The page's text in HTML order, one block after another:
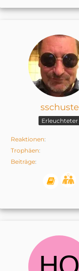
sschuste
Erleuchteter
Reaktionen
Trophäen
Beiträge